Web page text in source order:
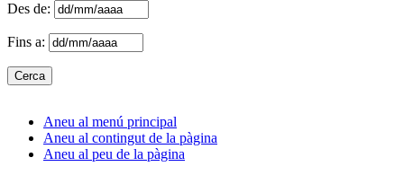
Des de:
Fins a:
Aneu al menú principal
Aneu al contingut de la pàgina
Aneu al peu de la pàgina